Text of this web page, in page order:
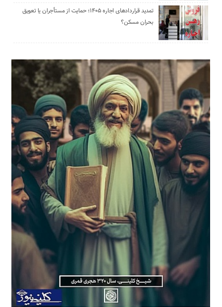
تمدید قراردادهای اجاره ۱۴۰۵؛ حمایت از مستأجران یا تعویق
بحران مسکن؟